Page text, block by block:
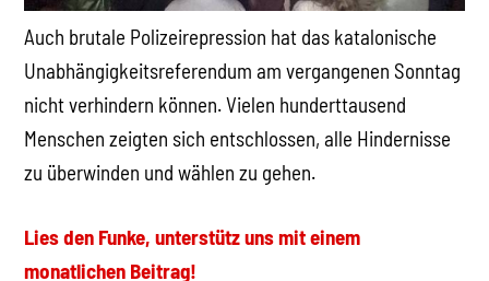
Auch brutale Polizeirepression hat das katalonische
Unabhängigkeitsreferendum am vergangenen Sonntag
nicht verhindern können. Vielen hunderttausend
Menschen zeigten sich entschlossen, alle Hindernisse
zu überwinden und wählen zu gehen.
Lies den Funke, unterstütz uns mit einem
monatlichen Beitrag!